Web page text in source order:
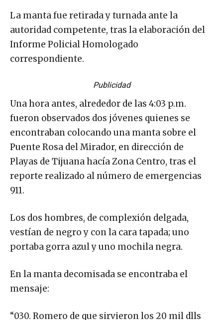
La manta fue retirada y turnada ante la
autoridad competente, tras la elaboración del
Informe Policial Homologado
correspondiente.
Publicidad
Una hora antes, alrededor de las 4:03 p.m.
fueron observados dos jóvenes quienes se
encontraban colocando una manta sobre el
Puente Rosa del Mirador, en dirección de
Playas de Tijuana hacía Zona Centro, tras el
reporte realizado al número de emergencias
911.
Los dos hombres, de complexión delgada,
vestían de negro y con la cara tapada; uno
portaba gorra azul y uno mochila negra.
En la manta decomisada se encontraba el
mensaje:
“030. Romero de que sirvieron los 20 mil dlls